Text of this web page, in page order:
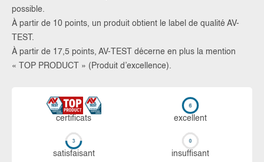
possible.
À partir de 10 points, un produit obtient le label de qualité AV-
TEST.
À partir de 17,5 points, AV-TEST décerne en plus la mention
« TOP PRODUCT » (Produit d’excellence).
certi­ficats ex­cellent
sa­tis­fai­sant in­suf­fi­sant